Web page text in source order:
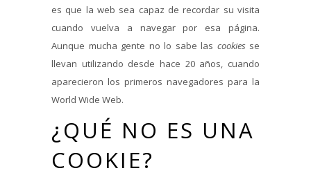
es que la web sea capaz de recordar su visita
cuando vuelva a navegar por esa página.
Aunque mucha gente no lo sabe las cookiesse
llevan utilizando desde hace 20 años, cuando
aparecieron los primeros navegadores para la
World Wide Web.
¿QUÉ NO ES UNA
COOKIE?